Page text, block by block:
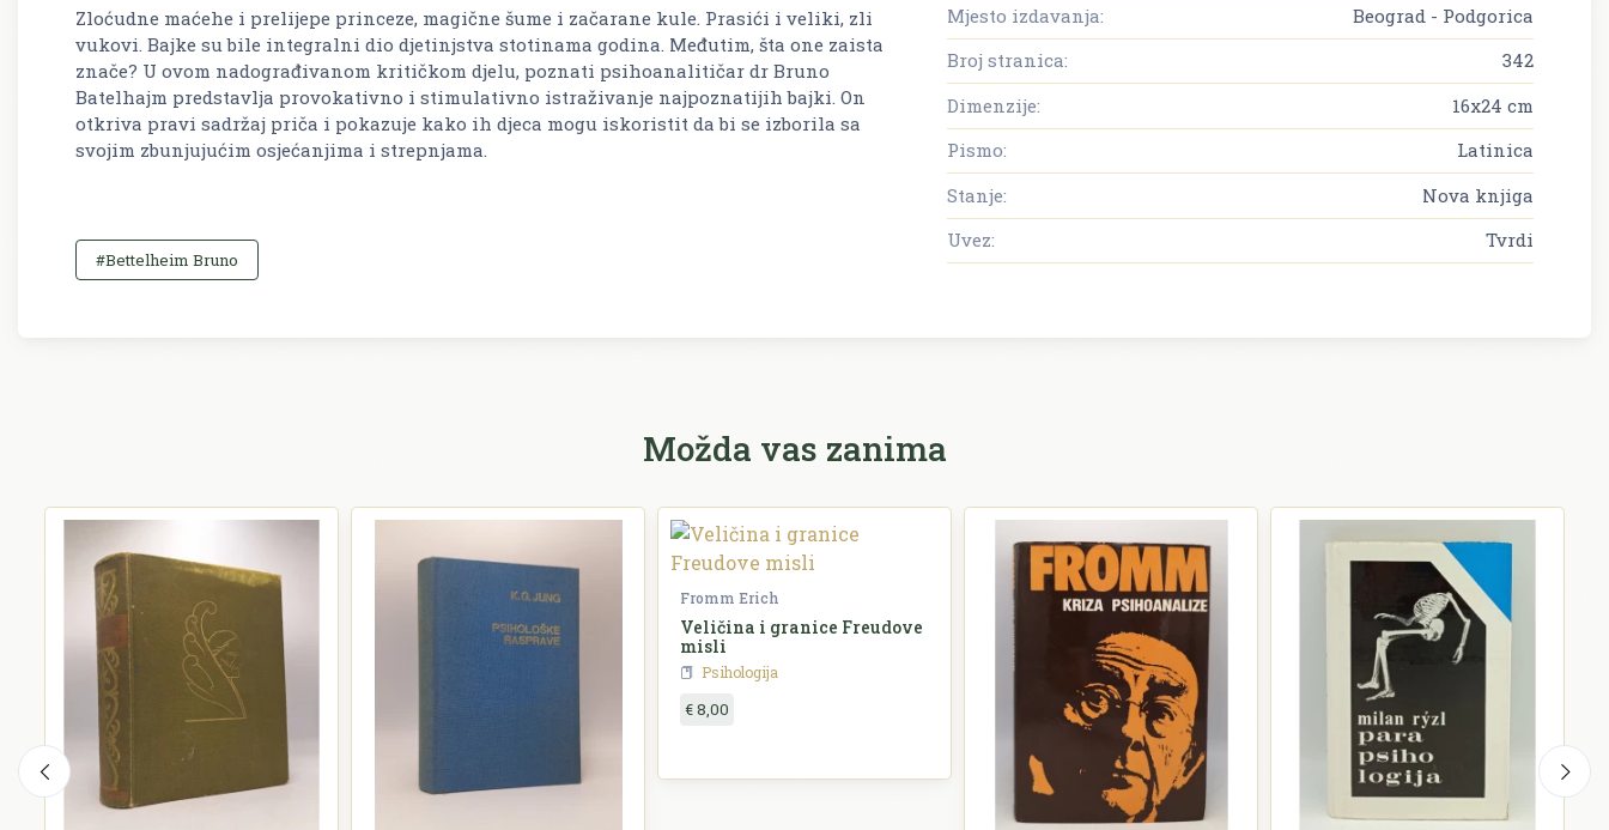
Zloćudne maćehe i prelijepe princeze, magične šume i začarane kule. Prasići i veliki, zli
vukovi. Bajke su bile integralni dio djetinjstva stotinama godina. Međutim, šta one zaista
znače? U ovom nadograđivanom kritičkom djelu, poznati psihoanalitičar dr Bruno
Batelhajm predstavlja provokativno i stimulativno istraživanje najpoznatijih bajki. On
otkriva pravi sadržaj priča i pokazuje kako ih djeca mogu iskoristit da bi se izborila sa
svojim zbunjujućim osjećanjima i strepnjama.
#Bettelheim Bruno
Mjesto izdavanja:
Beograd - Podgorica
Broj stranica:
342
Dimenzije:
16x24 cm
Pismo:
Latinica
Stanje:
Nova knjiga
Uvez:
Tvrdi
Možda vas zanima
Fromm Erich
Veličina i granice Freudove
misli
Psihologija
€ 8,00